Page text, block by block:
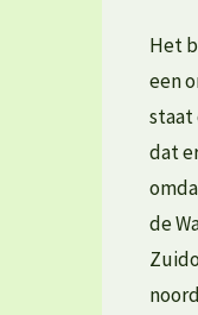
Het
een
staat
dat
de